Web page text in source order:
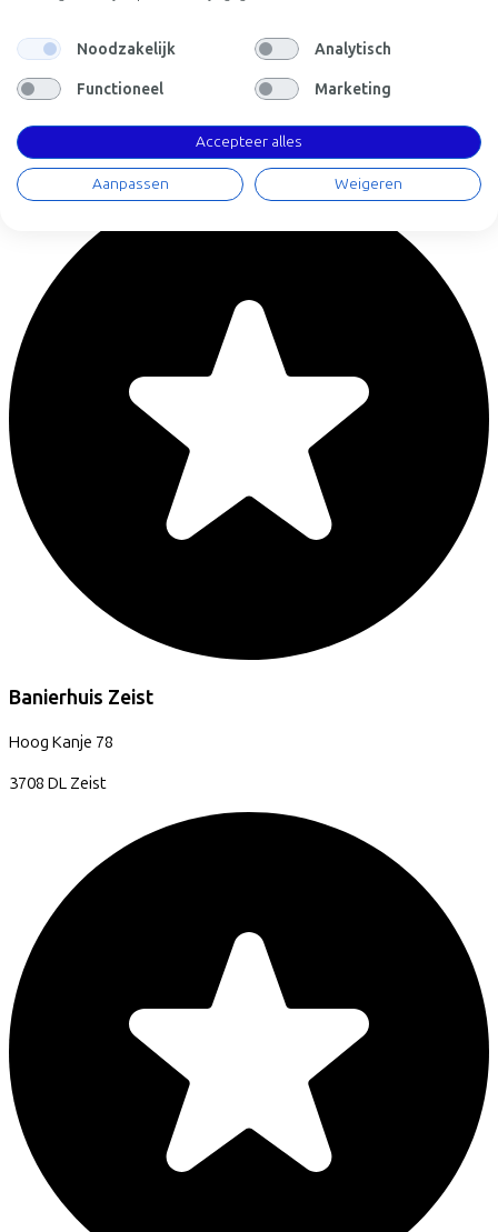
Fietsvoordeelshop.nl - Winkel Amersfoort
3812 PM
Banierhuis Zeist
Hoog Kanje 78
3708 DL Zeist
Noodzakelijk Analytisch
Functioneel Marketing
Accepteer alles
Aanpassen Weigeren